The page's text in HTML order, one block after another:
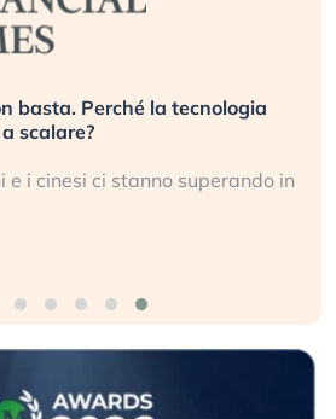
basta. Perché la tecnologia
scalare?
e i cinesi ci stanno superando in